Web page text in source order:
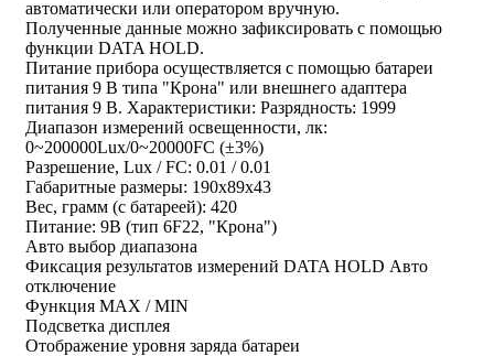
автоматически или оператором вручную.
Полученные данные можно зафиксировать с помощью
функции DATA HOLD.
Питание прибора осуществляется с помощью батареи
питания 9 В типа "Крона" или внешнего адаптера
питания 9 В. Характеристики: Разрядность: 1999
Диапазон измерений освещенности, лк:
0~200000Lux/0~20000FC (±3%)
Разрешение, Lux / FC: 0.01 / 0.01
Габаритные размеры: 190х89х43
Вес, грамм (с батареей): 420
Питание: 9В (тип 6F22, "Крона")
Авто выбор диапазона
Фиксация результатов измерений DATA HOLD Авто
отключение
Функция MAX / MIN
Подсветка дисплея
Отображение уровня заряда батареи